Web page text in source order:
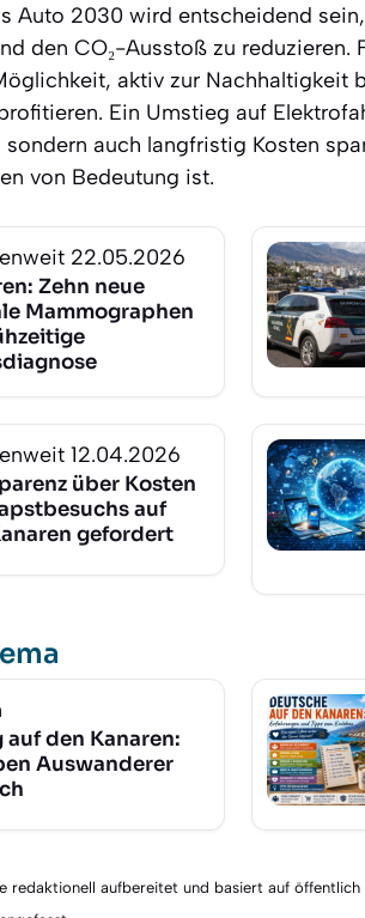
Auto 2030 wird entscheidend
den CO₂-Ausstoß zu
aktiv zur Nachhaltigkeit
Ein Umstieg auf
auch langfristig Kosten
von Bedeutung ist.
22.05.2026
Zehn neue
Mammographen
12.04.2026
über Kosten
auf
gefordert
auf den Kanaren:
Auswanderer
redaktionell aufbereitet und basiert auf